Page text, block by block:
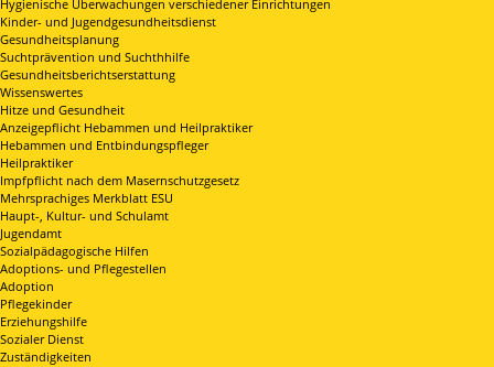
Hygienische Überwachungen verschiedener Einrichtungen
Kinder- und Jugendgesundheitsdienst
Gesundheitsplanung
Suchtprävention und Suchthhilfe
Gesundheitsberichtserstattung
Wissenswertes
Hitze und Gesundheit
Anzeigepflicht Hebammen und Heilpraktiker
Hebammen und Entbindungspfleger
Heilpraktiker
Impfpflicht nach dem Masernschutzgesetz
Mehrsprachiges Merkblatt ESU
Haupt-, Kultur- und Schulamt
Jugendamt
Sozialpädagogische Hilfen
Adoptions- und Pflegestellen
Adoption
Pflegekinder
Erziehungshilfe
Sozialer Dienst
Zuständigkeiten